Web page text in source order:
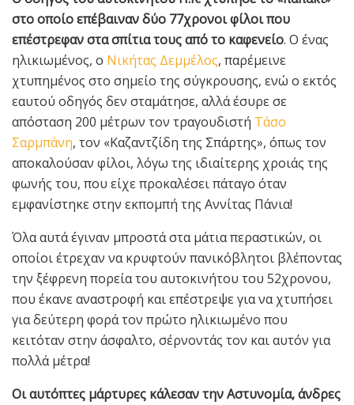
στο οποίο επέβαιναν δύο 77χρονοι φίλοι που
επέστρεφαν στα σπίτια τους από το καφενείο. Ο ένας
ηλικιωμένος, ο Νικήτας Δεμμέλος, παρέμεινε
χτυπημένος στο σημείο της σύγκρουσης, ενώ ο εκτός
εαυτού οδηγός δεν σταμάτησε, αλλά έσυρε σε
απόσταση 200 μέτρων τον τραγουδιστή Τάσο
Σαρμπάνη, τον «Καζαντζίδη της Σπάρτης», όπως τον
αποκαλούσαν φίλοι, λόγω της ιδιαίτερης χροιάς της
φωνής του, που είχε προκαλέσει πάταγο όταν
εμφανίστηκε στην εκπομπή της Αννίτας Πάνια!
Όλα αυτά έγιναν μπροστά στα μάτια περαστικών, οι
οποίοι έτρεχαν να κρυφτούν πανικόβλητοι βλέποντας
την ξέφρενη πορεία του αυτοκινήτου του 52χρονου,
που έκανε αναστροφή και επέστρεψε για να χτυπήσει
για δεύτερη φορά τον πρώτο ηλικιωμένο που
κειτόταν στην άσφαλτο, σέρνοντάς τον και αυτόν για
πολλά μέτρα!
Οι αυτόπτες μάρτυρες κάλεσαν την Αστυνομία, άνδρες